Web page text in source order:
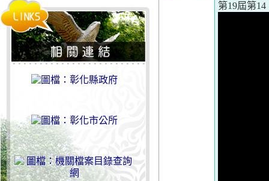
第19屆第14